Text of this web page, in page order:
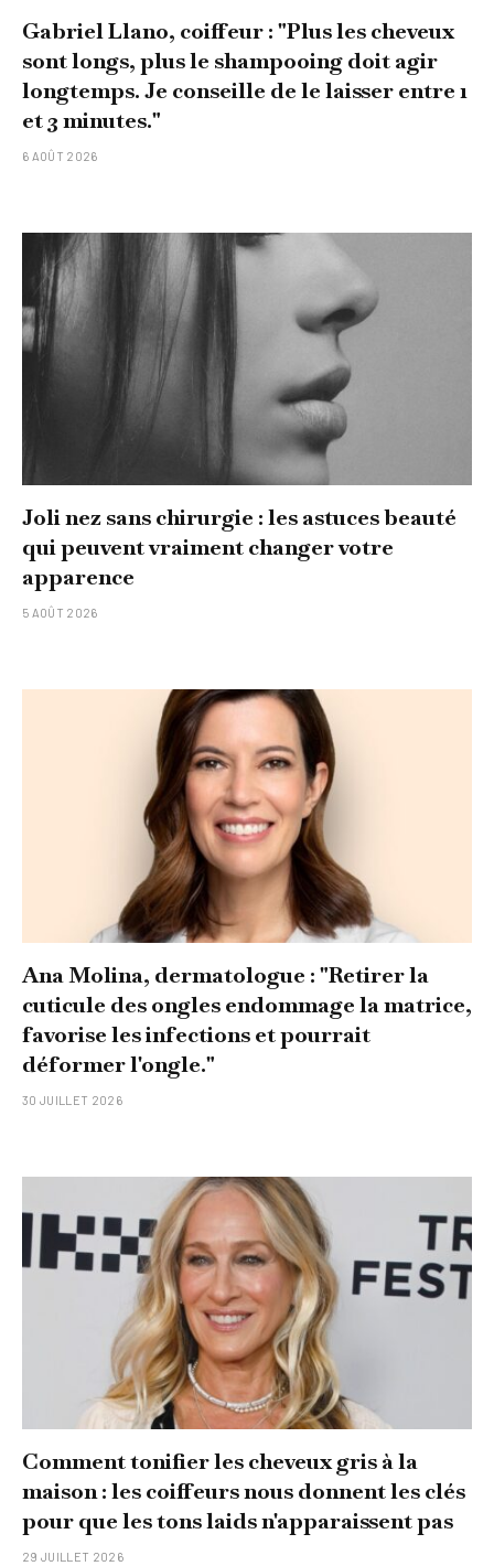
Gabriel Llano, coiffeur : "Plus les cheveux
sont longs, plus le shampooing doit agir
longtemps. Je conseille de le laisser entre 1
et 3 minutes."
6 AOÛT 2026
Joli nez sans chirurgie : les astuces beauté
qui peuvent vraiment changer votre
apparence
5 AOÛT 2026
Ana Molina, dermatologue : "Retirer la
cuticule des ongles endommage la matrice,
favorise les infections et pourrait
déformer l'ongle."
30 JUILLET 2026
Comment tonifier les cheveux gris à la
maison : les coiffeurs nous donnent les clés
pour que les tons laids n'apparaissent pas
29 JUILLET 2026